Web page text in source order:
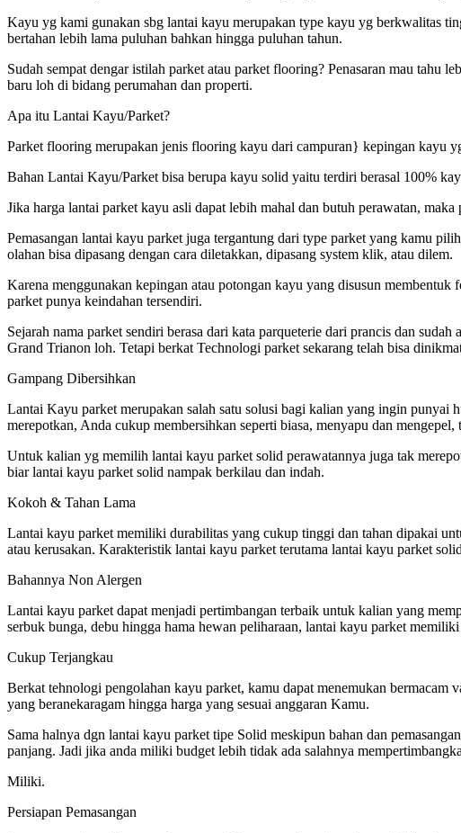
Kayu yg kami gunakan sbg lantai kayu merupakan type kayu yg berkwalitas
bertahan lebih lama puluhan bahkan hingga puluhan tahun.
Sudah sempat dengar istilah parket atau parket flooring? Penasaran mau tahu
baru loh di bidang perumahan dan properti.
Apa itu Lantai Kayu/Parket?
Parket flooring merupakan jenis flooring kayu dari campuran} kepingan kayu
Bahan Lantai Kayu/Parket bisa berupa kayu solid yaitu terdiri berasal 100%
Jika harga lantai parket kayu asli dapat lebih mahal dan butuh perawatan,
Pemasangan lantai kayu parket juga tergantung dari type parket yang kamu
olahan bisa dipasang dengan cara diletakkan, dipasang system klik, atau dilem.
Karena menggunakan kepingan atau potongan kayu yang disusun
parket punya keindahan tersendiri.
Sejarah nama parket sendiri berasa dari kata parqueterie dari prancis dan
Grand Trianon loh. Tetapi berkat Technologi parket sekarang telah bisa
Gampang Dibersihkan
Lantai Kayu parket merupakan salah satu solusi bagi kalian yang ingin punyai
merepotkan, Anda cukup membersihkan seperti biasa, menyapu dan
Untuk kalian yg memilih lantai kayu parket solid perawatannya juga tak
biar lantai kayu parket solid nampak berkilau dan indah.
Kokoh & Tahan Lama
Lantai kayu parket memiliki durabilitas yang cukup tinggi dan tahan dipakai
atau kerusakan. Karakteristik lantai kayu parket terutama lantai kayu parket
Bahannya Non Alergen
Lantai kayu parket dapat menjadi pertimbangan terbaik untuk kalian yang
serbuk bunga, debu hingga hama hewan peliharaan, lantai kayu parket
Cukup Terjangkau
Berkat tehnologi pengolahan kayu parket, kamu dapat menemukan
yang beranekaragam hingga harga yang sesuai anggaran Kamu.
Sama halnya dgn lantai kayu parket tipe Solid meskipun bahan dan
panjang. Jadi jika anda miliki budget lebih tidak ada salahnya
Miliki.
Persiapan Pemasangan